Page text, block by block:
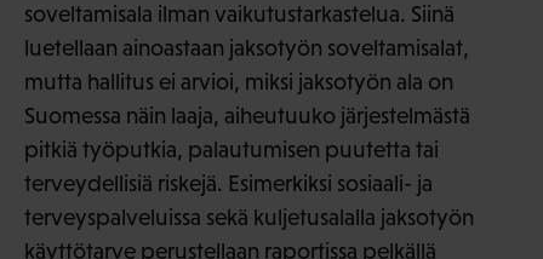
soveltamisala ilman vaikutustarkastelua. Siinä
luetellaan ainoastaan jaksotyön soveltamisalat,
mutta hallitus ei arvioi, miksi jaksotyön ala on
Suomessa näin laaja, aiheutuuko järjestelmästä
pitkiä työputkia, palautumisen puutetta tai
terveydellisiä riskejä. Esimerkiksi sosiaali- ja
terveyspalveluissa sekä kuljetusalalla jaksotyön
käyttötarve perustellaan raportissa pelkällä